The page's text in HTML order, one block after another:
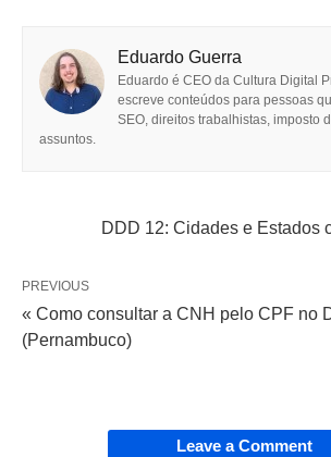
Eduardo Guerra
Eduardo é CEO da Cultura Digital
escreve conteúdos para pessoas
SEO, direitos trabalhistas, imposto
assuntos.
DDD 12: Cidades e Estados
PREVIOUS
« Como consultar a CNH pelo CPF no
(Pernambuco)
Leave a Comment